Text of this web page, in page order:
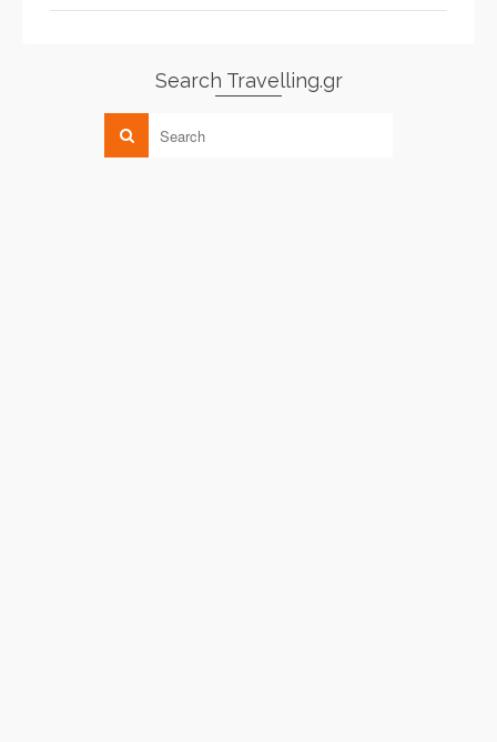
Search Travelling.gr